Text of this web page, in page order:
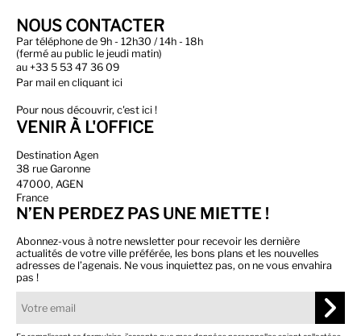
NOUS CONTACTER
Par téléphone de 9h - 12h30 / 14h - 18h
(fermé au public le jeudi matin)
au +33 5 53 47 36 09
Par mail en cliquant ici
Pour nous découvrir, c'est ici !
VENIR À L'OFFICE
Destination Agen
38 rue Garonne
47000, AGEN
France
N’EN PERDEZ PAS UNE MIETTE !
Abonnez-vous à notre newsletter pour recevoir les dernière
actualités de votre ville préférée, les bons plans et les nouvelles
adresses de l’agenais. Ne vous inquiettez pas, on ne vous envahira
pas !